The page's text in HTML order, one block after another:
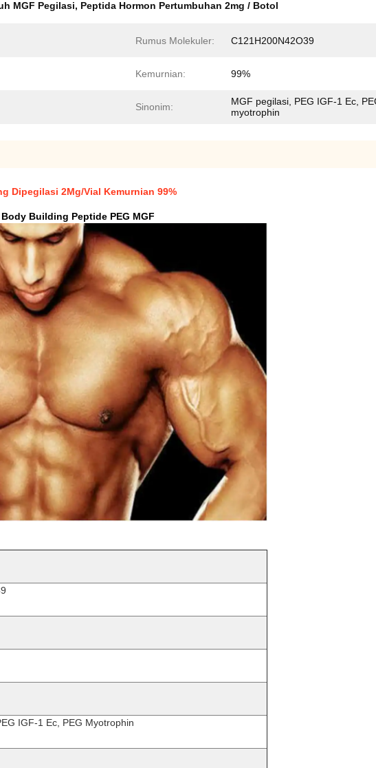
MGF Pegilasi, Peptida Hormon Pertumbuhan 2mg / Botol
Rumus Molekuler: C121H200N42O39
Kemurnian: 99%
Sinonim:
MGF pegilasi, PEG IGF-1 Ec,
myotrophin
Dipegilasi 2Mg/Vial Kemurnian 99%
Building Peptide PEG MGF
IGF-1 Ec, PEG Myotrophin